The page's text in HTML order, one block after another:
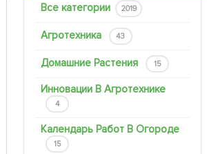
Все категории 2019
Агротехника 43
Домашние Растения 15
Инновации В Агротехнике
4
Календарь Работ В Огороде
15